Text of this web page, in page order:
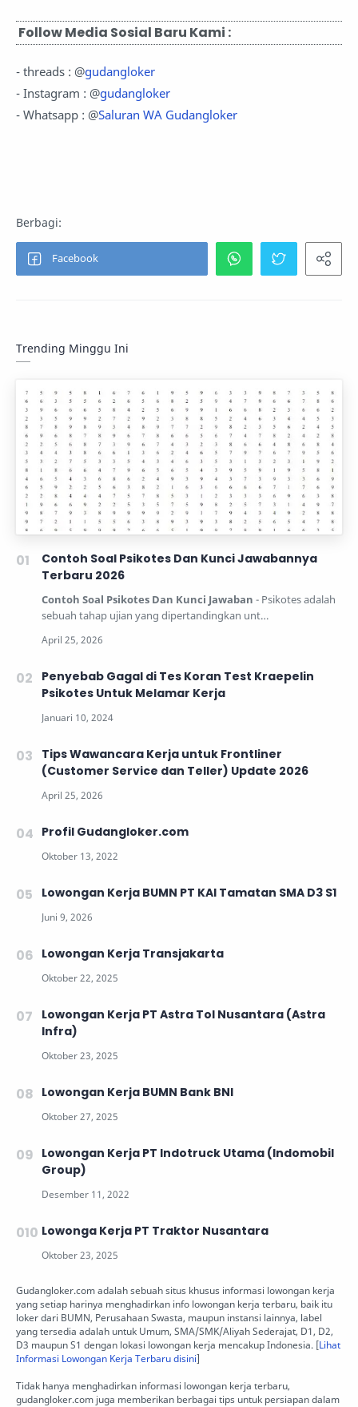
Follow Media Sosial Baru Kami :
- threads : @gudangloker
- Instagram : @gudangloker
- Whatsapp : @Saluran WA Gudangloker
Trending Minggu Ini
Contoh Soal Psikotes Dan Kunci Jawabannya
Terbaru 2026
Contoh Soal Psikotes Dan Kunci Jawaban - Psikotes adalah
sebuah tahap ujian yang dipertandingkan unt…
Penyebab Gagal di Tes Koran Test Kraepelin
Psikotes Untuk Melamar Kerja
Tips Wawancara Kerja untuk Frontliner
(Customer Service dan Teller) Update 2026
Profil Gudangloker.com
Lowongan Kerja BUMN PT KAI Tamatan SMA D3 S1
Lowongan Kerja Transjakarta
Lowongan Kerja PT Astra Tol Nusantara (Astra
Infra)
Lowongan Kerja BUMN Bank BNI
Lowongan Kerja PT Indotruck Utama (Indomobil
Group)
Lowonga Kerja PT Traktor Nusantara
Gudangloker.com adalah sebuah situs khusus informasi lowongan kerja
yang setiap harinya menghadirkan info lowongan kerja terbaru, baik itu
loker dari BUMN, Perusahaan Swasta, maupun instansi lainnya, label
yang tersedia adalah untuk Umum, SMA/SMK/Aliyah Sederajat, D1, D2,
D3 maupun S1 dengan lokasi lowongan kerja mencakup Indonesia. [Lihat
Informasi Lowongan Kerja Terbaru disini]
Tidak hanya menghadirkan informasi lowongan kerja terbaru,
gudangloker.com juga memberikan berbagai tips untuk persiapan dalam